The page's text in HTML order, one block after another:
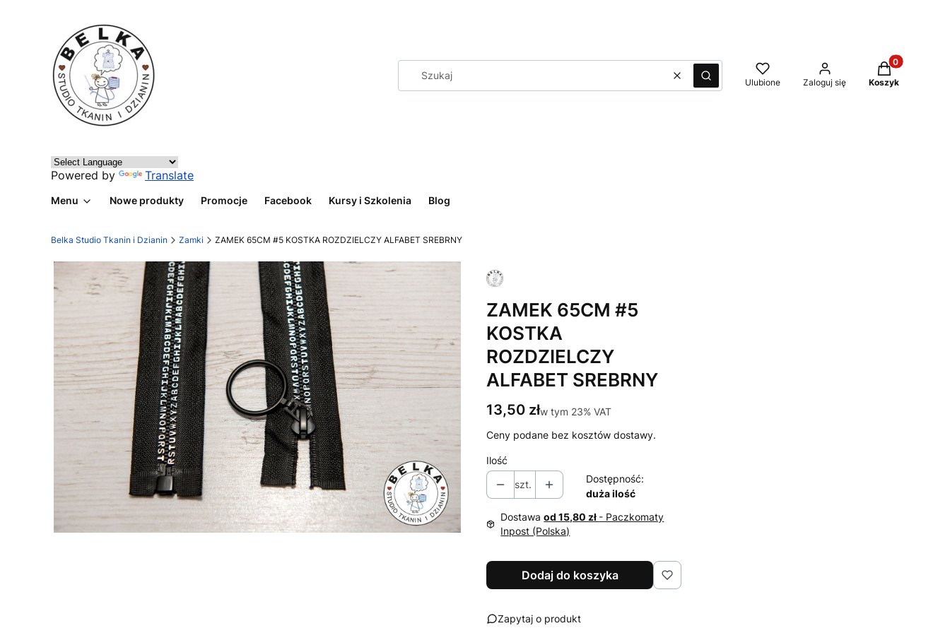
WyczyśćSzukaj Ulubione Zaloguj się
Produkty w
Koszyk
Powered by Translate
Menu Nowe produkty Promocje Facebook Kursy i Szkolenia Blog
Belka Studio Tkanin i Dzianin Zamki ZAMEK 65CM #5 KOSTKA ROZDZIELCZY ALFABET SREBRNY
ZAMEK 65CM #5
KOSTKA
ROZDZIELCZY
ALFABET SREBRNY
Cena
13,50 złw tym 23% VAT
w tym 23% VAT
Ceny podane bez kosztów dostawy.
Ilość
szt.
Dostępność:
duża ilość
Dostawaod 15,80 zł - Paczkomaty
Inpost (Polska)
Dodaj do koszyka
Zapytaj o produkt